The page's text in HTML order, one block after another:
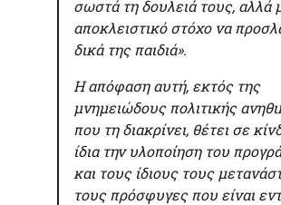
σωστά τη δουλειά τους, αλλά
αποκλειστικό στόχο να
δικά της παιδιά».
Η απόφαση αυτή, εκτός της
μνημειώδους πολιτικής
που τη διακρίνει, θέτει σε
ίδια την υλοποίηση του
και τους ίδιους τους
τους πρόσφυγες που είναι